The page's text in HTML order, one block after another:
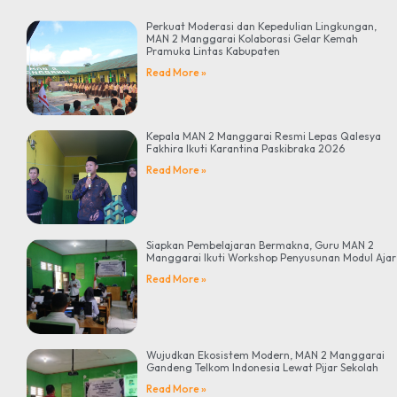
Perkuat Moderasi dan Kepedulian Lingkungan,
MAN 2 Manggarai Kolaborasi Gelar Kemah
Pramuka Lintas Kabupaten
Read More »
Kepala MAN 2 Manggarai Resmi Lepas Qalesya
Fakhira Ikuti Karantina Paskibraka 2026
Read More »
Siapkan Pembelajaran Bermakna, Guru MAN 2
Manggarai Ikuti Workshop Penyusunan Modul Ajar
Read More »
Wujudkan Ekosistem Modern, MAN 2 Manggarai
Gandeng Telkom Indonesia Lewat Pijar Sekolah
Read More »